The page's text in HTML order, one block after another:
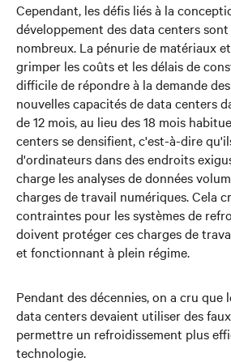
Cependant, les défis liés à la
développement des data centers
nombreux. La pénurie de matériaux
grimper les coûts et les délais de
difficile de répondre à la demande
nouvelles capacités de data centers
de 12 mois, au lieu des 18 mois
centers se densifient, c'est-à-dire
d'ordinateurs dans des endroits
charge les analyses de données
charges de travail numériques. Cela
contraintes pour les systèmes de
doivent protéger ces charges de
et fonctionnant à plein régime.
Pendant des décennies, on a cru que
data centers devaient utiliser des
permettre un refroidissement plus
technologie.